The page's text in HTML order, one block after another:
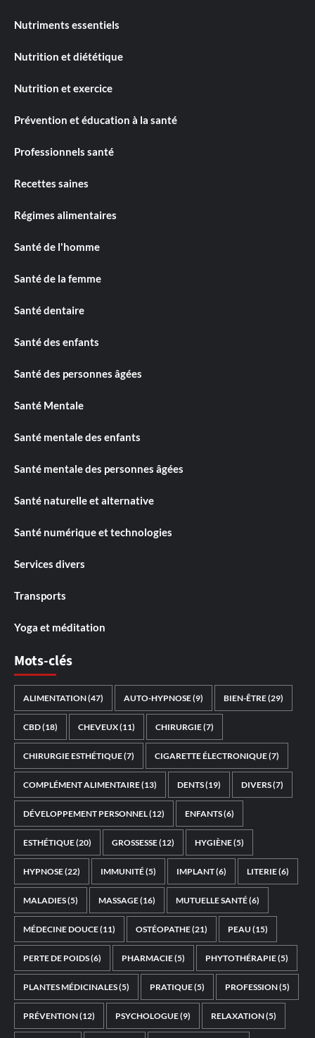
Nutriments essentiels
Nutrition et diététique
Nutrition et exercice
Prévention et éducation à la santé
Professionnels santé
Recettes saines
Régimes alimentaires
Santé de l'homme
Santé de la femme
Santé dentaire
Santé des enfants
Santé des personnes âgées
Santé Mentale
Santé mentale des enfants
Santé mentale des personnes âgées
Santé naturelle et alternative
Santé numérique et technologies
Services divers
Transports
Yoga et méditation
Mots-clés
ALIMENTATION(47) AUTO-HYPNOSE(9) BIEN-ÊTRE(29)
CBD(18) CHEVEUX(11) CHIRURGIE(7)
CHIRURGIE ESTHÉTIQUE(7) CIGARETTE ÉLECTRONIQUE(7)
COMPLÉMENT ALIMENTAIRE(13) DENTS(19) DIVERS(7)
DÉVELOPPEMENT PERSONNEL(12) ENFANTS(6)
ESTHÉTIQUE(20) GROSSESSE(12) HYGIÈNE(5)
HYPNOSE(22) IMMUNITÉ(5) IMPLANT(6) LITERIE(6)
MALADIES(5) MASSAGE(16) MUTUELLE SANTÉ(6)
MÉDECINE DOUCE(11) OSTÉOPATHE(21) PEAU (15)
PERTE DE POIDS(6) PHARMACIE(5) PHYTOTHÉRAPIE(5)
PLANTES MÉDICINALES(5) PRATIQUE(5) PROFESSION(5)
PRÉVENTION(12) PSYCHOLOGUE(9) RELAXATION(5)